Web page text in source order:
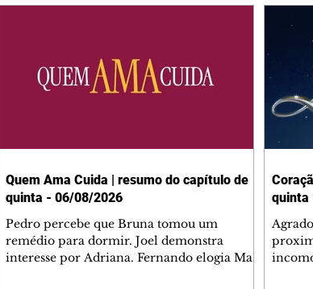
Quem Ama Cuida | resumo do capítulo de
quinta - 06/08/2026
Pedro percebe que Bruna tomou um
remédio para dormir. Joel demonstra
interesse por Adriana. Fernando elogia Mau
quinta